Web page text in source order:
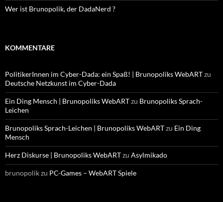
Wer ist Brunopolik, der DadaNerd ?
KOMMENTARE
PolitikerInnen im Cyber-Dada: ein Spaß! | Brunopoliks WebARTzu
Deutsche Netzkunst im Cyber-Dada
Ein Ding Mensch | Brunopoliks WebARTzu Brunopoliks Sprach-
Leichen
Brunopoliks Sprach-Leichen | Brunopoliks WebARTzu Ein Ding
Mensch
Herz Diskurse | Brunopoliks WebARTzu Asylmikado
brunopolikzu PC-Games – WebART Spiele